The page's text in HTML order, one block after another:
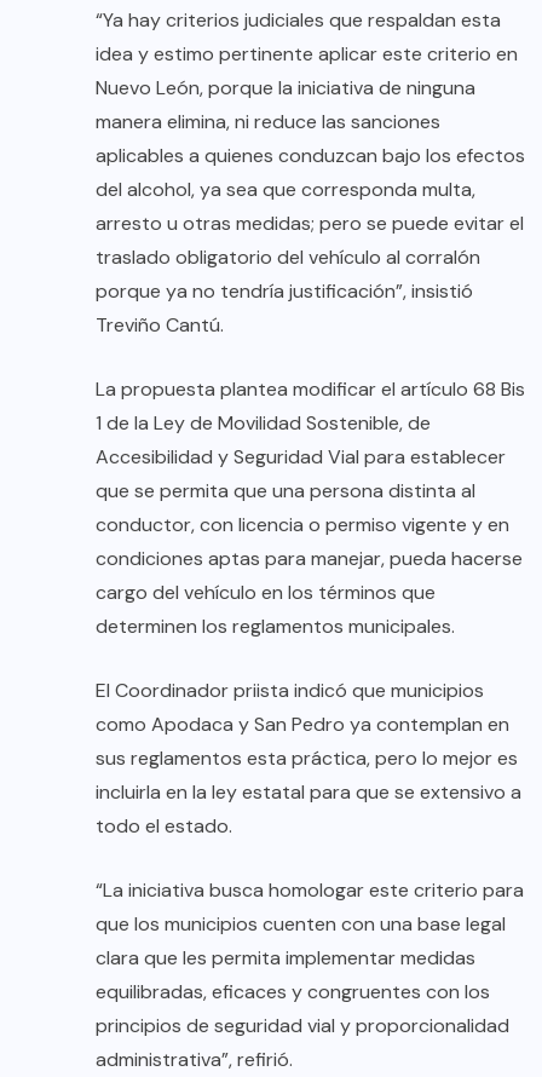
“Ya hay criterios judiciales que respaldan esta
idea y estimo pertinente aplicar este criterio en
Nuevo León, porque la iniciativa de ninguna
manera elimina, ni reduce las sanciones
aplicables a quienes conduzcan bajo los efectos
del alcohol, ya sea que corresponda multa,
arresto u otras medidas; pero se puede evitar el
traslado obligatorio del vehículo al corralón
porque ya no tendría justificación”, insistió
Treviño Cantú.
La propuesta plantea modificar el artículo 68 Bis
1 de la Ley de Movilidad Sostenible, de
Accesibilidad y Seguridad Vial para establecer
que se permita que una persona distinta al
conductor, con licencia o permiso vigente y en
condiciones aptas para manejar, pueda hacerse
cargo del vehículo en los términos que
determinen los reglamentos municipales.
El Coordinador priista indicó que municipios
como Apodaca y San Pedro ya contemplan en
sus reglamentos esta práctica, pero lo mejor es
incluirla en la ley estatal para que se extensivo a
todo el estado.
“La iniciativa busca homologar este criterio para
que los municipios cuenten con una base legal
clara que les permita implementar medidas
equilibradas, eficaces y congruentes con los
principios de seguridad vial y proporcionalidad
administrativa”, refirió.